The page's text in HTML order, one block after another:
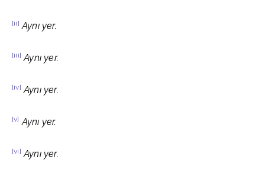
[ii] Aynı yer.
[iii] Aynı yer.
[iv] Aynı yer.
[v] Aynı yer.
[vi] Aynı yer.